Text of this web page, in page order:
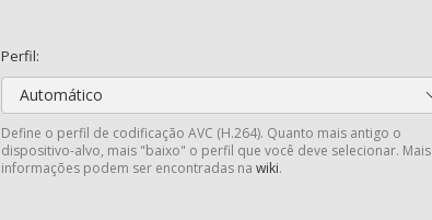
Perfil:
Automático
Define o perfil de codificação AVC (H.264). Quanto mais antigo o
dispositivo-alvo, mais "baixo" o perfil que você deve selecionar. Mais
informações podem ser encontradas na wiki.